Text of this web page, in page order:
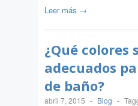
Leer más →
¿Qué colores
adecuados
de baño?
abril 7, 2015 - Blog -